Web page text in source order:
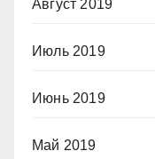
Август 2019
Июль 2019
Июнь 2019
Май 2019